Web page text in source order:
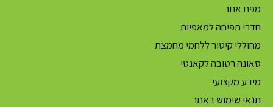
מפת אתר
חדרי תפיחה למאפיות
מחוללי קיטור ללחמי מחמצת
סאונה רטובה לקאנטי
מידע מקצועי
תנאי שימוש באתר